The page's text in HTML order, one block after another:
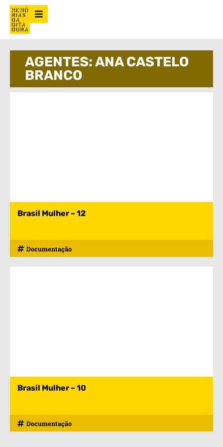
AGENTES: ANA CASTELO
BRANCO
Brasil Mulher – 12
Documentação
Brasil Mulher – 10
Documentação